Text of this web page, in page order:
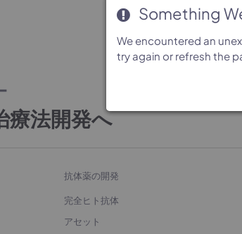
療法開発へ
抗体薬の開発
完全ヒト抗体
アセット
Something
We encountered an
try again or refresh the
Something
We encountered an
try again or refresh the
Something
We encountered an
try again or refresh the
Something
We encountered an
try again or refresh the